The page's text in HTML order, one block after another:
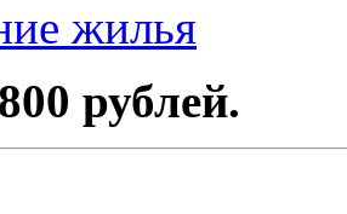
жилья
рублей.